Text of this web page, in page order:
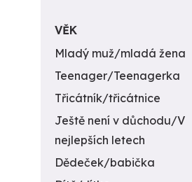
VĚK
Mladý muž/mladá žena
Teenager/Teenagerka
Třicátník/třicátnice
Ještě není v důchodu/V
nejlepších letech
Dědeček/babička